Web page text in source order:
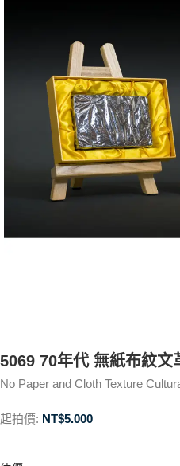
5069 70年代 無紙布紋文
No Paper and Cloth Texture
起拍價: NT$5.000